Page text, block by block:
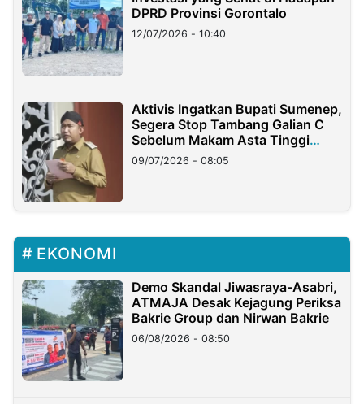
DPRD Provinsi Gorontalo
12/07/2026 - 10:40
Aktivis Ingatkan Bupati Sumenep,
Segera Stop Tambang Galian C
Sebelum Makam Asta Tinggi
Longsor
09/07/2026 - 08:05
EKONOMI
Demo Skandal Jiwasraya-Asabri,
ATMAJA Desak Kejagung Periksa
Bakrie Group dan Nirwan Bakrie
06/08/2026 - 08:50